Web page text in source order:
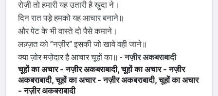
रोज़ी तो हमारी यह उतारी है खु़दा ने।
दिन रात पड़े हमको यह आचार बनाने॥
और पेट के भी वास्ते दो पैसे कमाने।
लज़्ज़त को ”नज़ीर“ इसकी जो खावे वही जाने॥
क्या ज़ोर मजे़दार है आचार चूहों का॥ -नज़ीर अकबराबादी
चूहों का अचार - नज़ीर अकबराबादी, चूहों का अचार - नज़ीर
अकबराबादी, चूहों का अचार - नज़ीर अकबराबादी, चूहों का अचार
- नज़ीर अकबराबादी